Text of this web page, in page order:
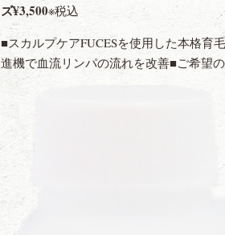
ズ¥3,500※税込
■スカルプケアFUCESを使用した本格育
進機で血流リンパの流れを改善■ご希望